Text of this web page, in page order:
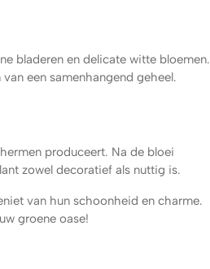
bladeren en delicate witte bloemen.
een samenhangend geheel.
produceert. Na de bloei
zowel decoratief als nuttig is.
van hun schoonheid en charme.
groene oase!